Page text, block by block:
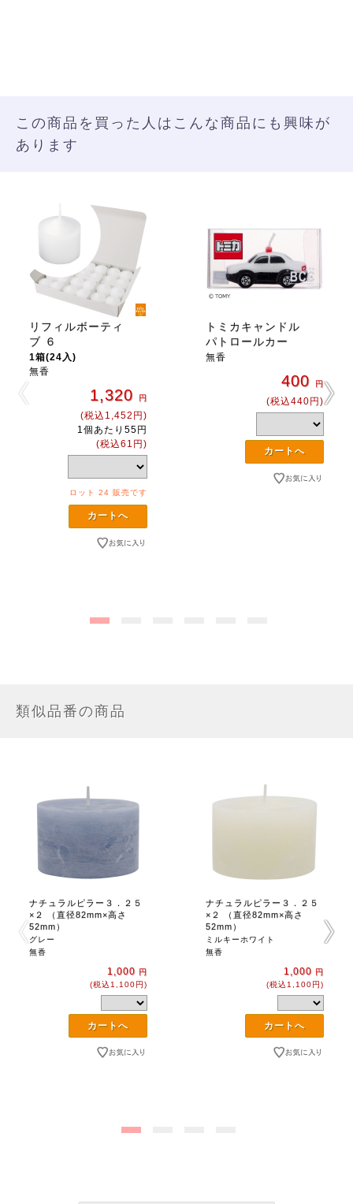
この商品を買った人はこんな商品にも興味が
あります
リフィルボーティ
ブ ６
1箱(24入)
無香
1,320 円
(税込1,452円)
1個あたり55円
(税込61円)
ロット 24 販売です
トミカキャンドル
パトロールカー
無香
400 円
(税込440円)
類似品番の商品
ナチュラルピラー３．２５
×２ （直径82mm×高さ
52mm）
グレー
無香
1,000 円
(税込1,100円)
ナチュラルピラー３．２５
×２ （直径82mm×高さ
52mm）
ミルキーホワイト
無香
1,000 円
(税込1,100円)